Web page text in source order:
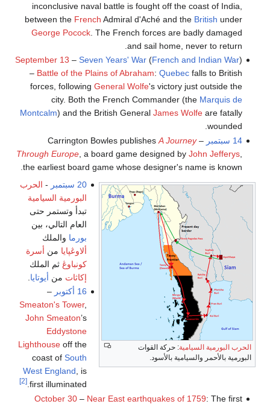
inconclusive naval battle is fought off the coast of India,
between the French Admiral d'Aché and the British under
George Pocock. The French forces are badly damaged
and sail home, never to return.
September 13 – Seven Years' War(French and Indian War)
– Battle of the Plains of Abraham: Quebecfalls to British
forces, following General Wolfe's victory just outside the
city. Both the French Commander (the Marquis de
Montcalm) and the British General James Wolfeare fatally
wounded.
14 سبتمبر
– Carrington Bowles publishes
A Journey
Through Europe, a board game designed by John Jefferys,
the earliest board game whose designer's name is known.
الحرب البورمية السيامية: حركة القوات
البورمية بالأحمر والسيامية بالأسود.
20 سبتمبر - الحرب
البورمية السيامية
تبدأ وتستمر حتى
العام التالي، بين
بورما والملك
ألاوڠپايا من أسرة
كونباوڠ ثم الملك
إكاثات من أيوتايا
16 أكتوبر
–
Smeaton's Tower,
John Smeaton’s
Eddystone
Lighthouse off the
coast ofSouth
West England , is
first illuminated.
[2]
October 30– Near East earthquakes of 1759: The first